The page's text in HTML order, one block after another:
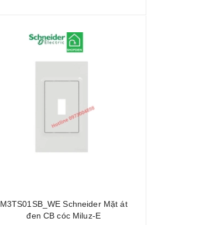
M3TS01SB_WE Schneider Mặt át
đen CB cóc Miluz-E